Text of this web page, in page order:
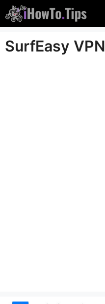
Aller
au
contenu
SurfEasy VPN